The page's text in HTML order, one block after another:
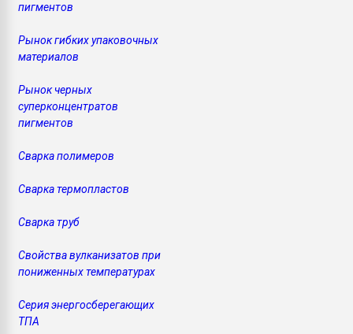
пигментов
Рынок гибких упаковочных
материалов
Рынок черных
суперконцентратов
пигментов
Сварка полимеров
Сварка термопластов
Сварка труб
Свойства вулканизатов при
пониженных температурах
Серия энергосберегающих
ТПА